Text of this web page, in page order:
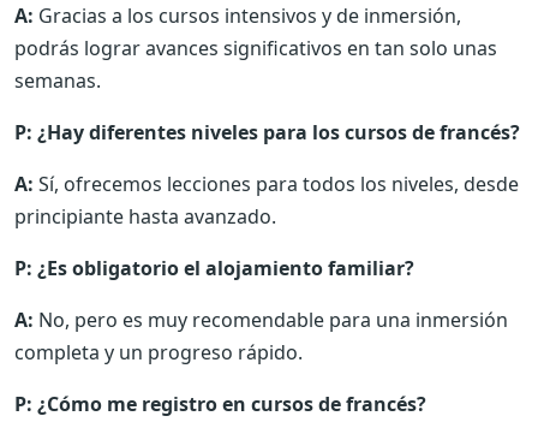
A: Gracias a los cursos intensivos y de inmersión,
podrás lograr avances significativos en tan solo unas
semanas.
P: ¿Hay diferentes niveles para los cursos de francés?
A: Sí, ofrecemos lecciones para todos los niveles, desde
principiante hasta avanzado.
P: ¿Es obligatorio el alojamiento familiar?
A: No, pero es muy recomendable para una inmersión
completa y un progreso rápido.
P: ¿Cómo me registro en cursos de francés?